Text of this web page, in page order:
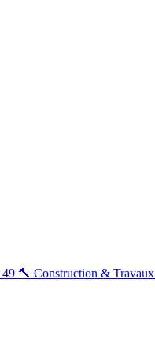
49 🔨 Construction & Travaux